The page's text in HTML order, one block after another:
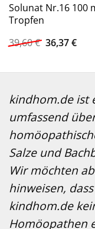
Solunat Nr.16 100
Tropfen
39,60€
Preis
39,60 €
36,37€
kindhom.de ist
umfassend
Salze und
Wir möchten
hinweisen,
kindhom.de
Homöopathen